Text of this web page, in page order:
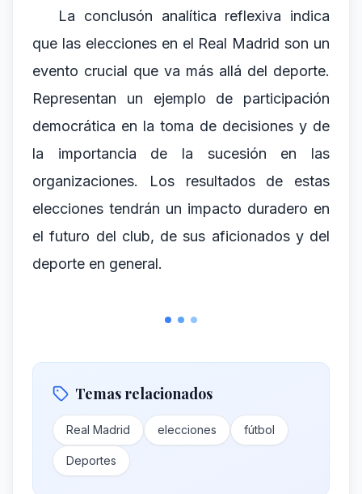
La conclusón analítica reflexiva indica
que las elecciones en el Real Madrid son un
evento crucial que va más allá del deporte.
Representan un ejemplo de participación
democrática en la toma de decisiones y de
la importancia de la sucesión en las
organizaciones. Los resultados de estas
elecciones tendrán un impacto duradero en
el futuro del club, de sus aficionados y del
deporte en general.
Temas relacionados
Real Madrid elecciones fútbol
Deportes